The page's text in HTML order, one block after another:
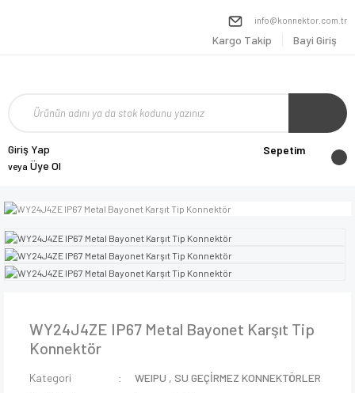
info@konnektor.com.tr
Kargo Takip Bayi Giriş
Giriş Yap
veya Üye Ol
Sepetim
WY24J4ZE IP67 Metal Bayonet Karşıt Tip
Konnektör
Kategori WEIPU ,SU GEÇİRMEZ KONNEKTÖRLER